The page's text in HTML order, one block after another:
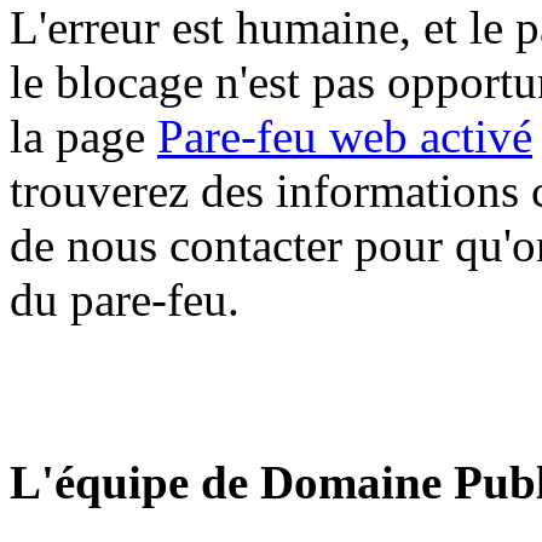
L'erreur est humaine, et le
le blocage n'est pas
la page Pare-feu web activé
trouverez des informations
de nous contacter pour
du pare-feu.
L'équipe de Domaine